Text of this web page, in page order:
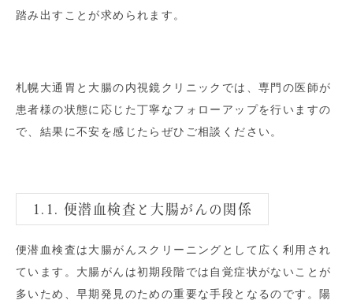
踏み出すことが求められます。
札幌大通胃と大腸の内視鏡クリニックでは、専門の医師が
患者様の状態に応じた丁寧なフォローアップを行いますの
で、結果に不安を感じたらぜひご相談ください。
1.1. 便潜血検査と大腸がんの関係
便潜血検査は大腸がんスクリーニングとして広く利用され
ています。大腸がんは初期段階では自覚症状がないことが
多いため、早期発見のための重要な手段となるのです。陽